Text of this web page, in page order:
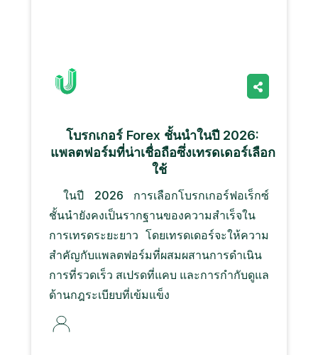
โบรกเกอร์ Forex ชั้นนำในปี 2026:
แพลตฟอร์มที่น่าเชื่อถือซึ่งเทรดเดอร์เลือก
ใช้
ในปี 2026 การเลือกโบรกเกอร์ฟอเร็กซ์
ชั้นนำยังคงเป็นรากฐานของความสำเร็จใน
การเทรดระยะยาว โดยเทรดเดอร์จะให้ความ
สำคัญกับแพลตฟอร์มที่ผสมผสานการดำเนิน
การที่รวดเร็ว สเปรดที่แคบ และการกำกับดูแล
ด้านกฎระเบียบที่เข้มแข็ง